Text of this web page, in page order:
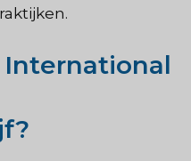
International